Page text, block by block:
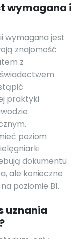
wymagana i
wymagana jest
znajomość
z
praktyki
poziom
dokumentu
ale konieczne
poziomie B1.
uznania